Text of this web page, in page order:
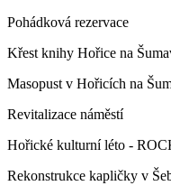
Pohádková rezervace
Křest knihy Hořice na
Masopust v Hořicích na
Revitalizace náměstí
Hořické kulturní léto -
Rekonstrukce kapličky v